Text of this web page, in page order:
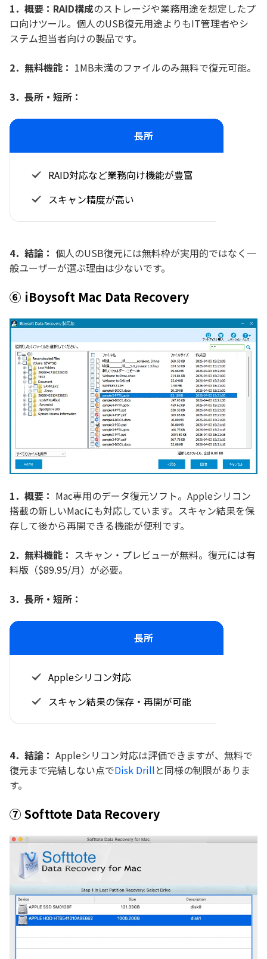
1．概要：RAID構成のストレージや業務用途を想定したプ
ロ向けツール。個人のUSB復元用途よりもIT管理者やシ
ステム担当者向けの製品です。
2．無料機能： 1MB未満のファイルのみ無料で復元可能。
3．長所・短所：
長所
RAID対応など業務向け機能が豊富
スキャン精度が高い
4．結論： 個人のUSB復元には無料枠が実用的ではなく一
般ユーザーが選ぶ理由は少ないです。
⑥ iBoysoft Mac Data Recovery
1．概要： Mac専用のデータ復元ソフト。Appleシリコン
搭載の新しいMacにも対応しています。スキャン結果を保
存して後から再開できる機能が便利です。
2．無料機能： スキャン・プレビューが無料。復元には有
料版（$89.95/月）が必要。
3．長所・短所：
長所
Appleシリコン対応
スキャン結果の保存・再開が可能
4．結論： Appleシリコン対応は評価できますが、無料で
復元まで完結しない点でDisk Drillと同様の制限がありま
す。
⑦ Softtote Data Recovery